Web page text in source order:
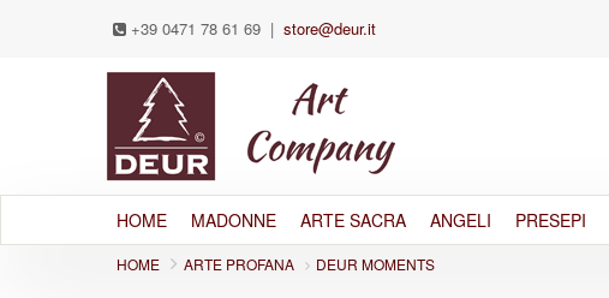
+39 0471 78 61 69 | store@deur.it
HOME MADONNE ARTE SACRA ANGELI PRESEPI
HOME ARTE PROFANA DEUR MOMENTS